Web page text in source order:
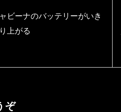
ビーナのバッテリーがいき
上がる
ぞ